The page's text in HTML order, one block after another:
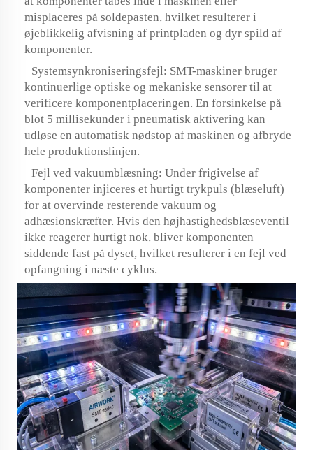
misplaceres på soldepasten, hvilket resulterer i
øjeblikkelig afvisning af printpladen og dyr spild af
komponenter.
Systemsynkroniseringsfejl: SMT-maskiner bruger
kontinuerlige optiske og mekaniske sensorer til at
verificere komponentplaceringen. En forsinkelse på
blot 5 millisekunder i pneumatisk aktivering kan
udløse en automatisk nødstop af maskinen og afbryde
hele produktionslinjen.
Fejl ved vakuumblæsning: Under frigivelse af
komponenter injiceres et hurtigt trykpuls (blæseluft)
for at overvinde resterende vakuum og
adhæsionskræfter. Hvis den højhastighedsblæseventil
ikke reagerer hurtigt nok, bliver komponenten
siddende fast på dyset, hvilket resulterer i en fejl ved
opfangning i næste cyklus.